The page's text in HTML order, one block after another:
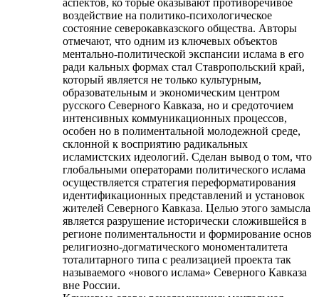
воздействие на политико-психологическое
состояние северокавказского общества. Авторы
отмечают, что одним из ключевых объектов
ментально-политической экспансии ислама в его
ради кальных формах стал Ставропольский край,
который является не только культурным,
образовательным и экономическим центром
русского Северного Кавказа, но и средоточием
интенсивных коммуникационных процессов,
особен но в полиментальной молодежной среде,
склонной к восприятию радикальных
исламистских идеологий. Сделан вывод о том, что
глобальными операторами политического ислама
осуществляется стратегия переформатирования
идентификационных представлений и установок
жителей Северного Кавказа. Целью этого замысла
является разрушение исторически сложившейся в
регионе полиментальности и формирование основ
религиозно-догматического мономенталитета
тоталитарного типа с реализацией проекта так
называемого «нового ислама» Северного Кавказа
вне России.